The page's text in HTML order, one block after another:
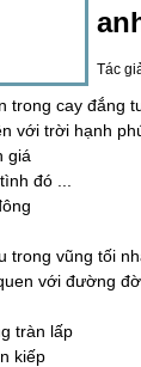
Tác
trong cay đắng
với trời hạnh
giá
đó ...
trong vũng tối
với đường
tràn lấp
kiếp